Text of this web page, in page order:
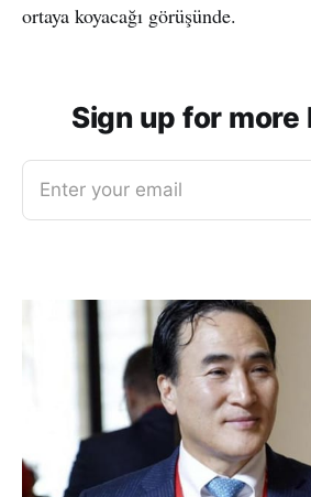
ortaya koyacağı görüşünde.
Sign up for more
Enter your email